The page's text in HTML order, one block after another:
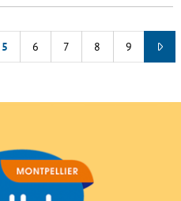
5 6 7 8 9